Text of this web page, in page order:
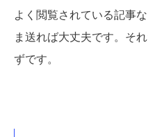
よく閲覧されている記事
ま送れば大丈夫です。そ
ずです。